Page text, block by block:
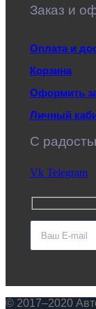
Заказ и
Оплата и
Корзина
Оформить
Личный
C
Vk Telegram
© 2017–2020